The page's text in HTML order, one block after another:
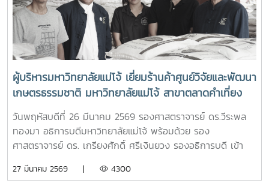
ผู้บริหารมหาวิทยาลัยแม่โจ้ เยี่ยมร้านค้าศูนย์วิจัยและพัฒนา
เกษตรธรรมชาติ มหาวิทยาลัยแม่โจ้ สาขาตลาดคำเที่ยง
เพื่อเป็นแหล่งรวมสินค้าออร์แกนิก และ ผลิตภัณฑ์สินค้า
เกษตรอินทรีย์
วันพฤหัสบดีที่ 26 มีนาคม 2569 รองศาสตราจารย์ ดร.วีระพล
ทองมา อธิการบดีมหาวิทยาลัยแม่โจ้ พร้อมด้วย รอง
ศาสตราจารย์ ดร. เกรียงศักดิ์ ศรีเงินยวง รองอธิการบดี เข้า
พัฒนาเกษตรธรรมชาติ มหาวิทยาลัยแม่โจ้ สาขาตลาดคำเที่ยง
27 มีนาคม 2569 | 4300